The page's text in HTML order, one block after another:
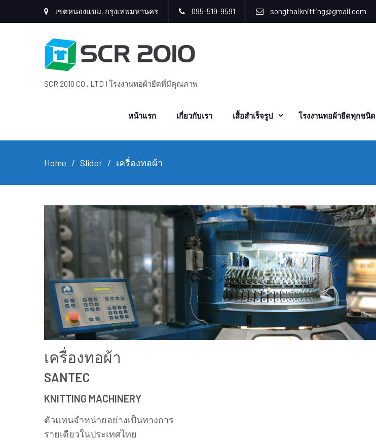
เขตหนองแขม, กรุงเทพมหานคร 095-519-9591 songthaiknitting@gmail.com
SCR 2010 CO., LTD I โรงงานทอผ้ายืดที่มีคุณภาพ
หน้าแรก เกี่ยวกับเรา เสื้อสำเร็จรูป โรงงานทอผ้ายืดทุกชนิด
Home Slider เครื่องทอผ้า
เครื่องทอผ้า
SANTEC
KNITTING MACHINERY
ตัวแทนจำหน่ายอย่างเป็นทางการ
รายเดียวในประเทศไทย